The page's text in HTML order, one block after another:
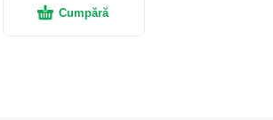
Cumpără